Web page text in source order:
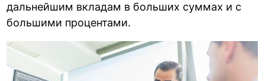
дальнейшим вкладам в больших суммах и с
большими процентами.